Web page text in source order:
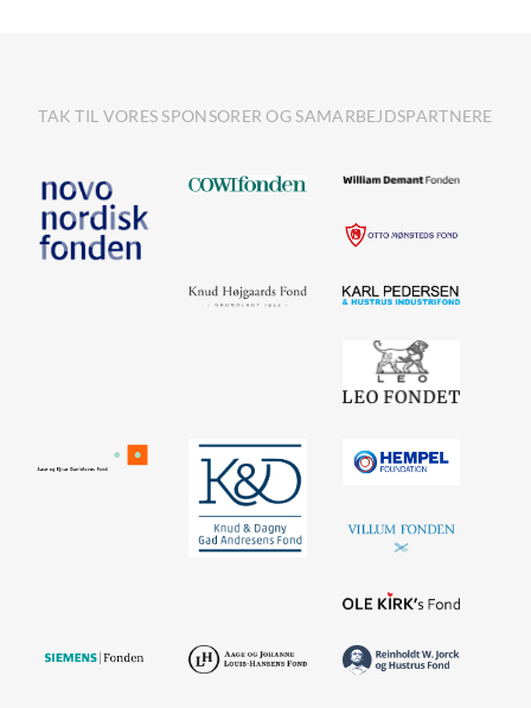
TAK TIL VORES SPONSORER OG SAMARBEJDSPARTNERE